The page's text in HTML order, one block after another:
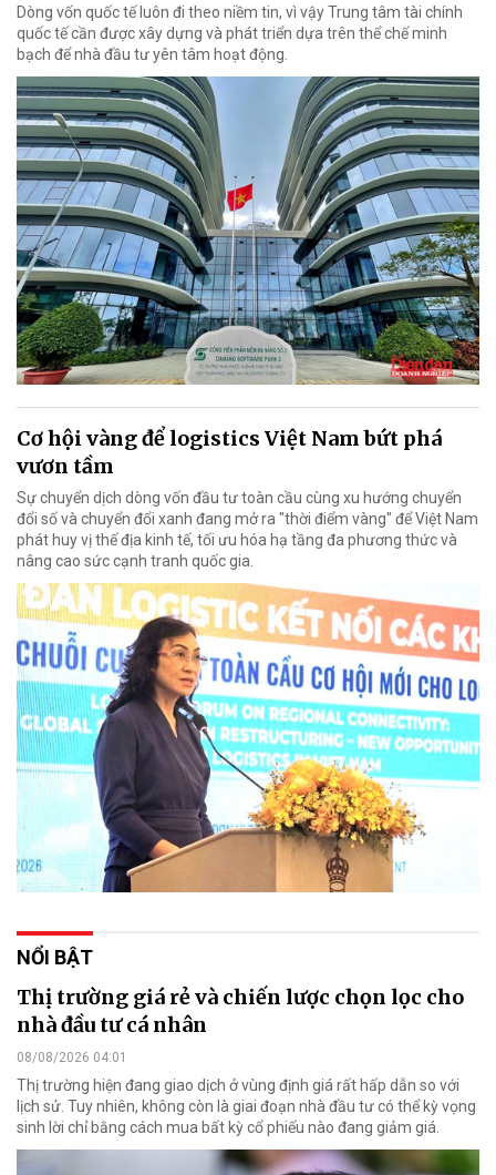
Dòng vốn quốc tế luôn đi theo niềm tin, vì vậy Trung tâm tài chính
quốc tế cần được xây dựng và phát triển dựa trên thể chế minh
bạch để nhà đầu tư yên tâm hoạt động.
Cơ hội vàng để logistics Việt Nam bứt phá
vươn tầm
Sự chuyển dịch dòng vốn đầu tư toàn cầu cùng xu hướng chuyển
đổi số và chuyển đổi xanh đang mở ra "thời điểm vàng" để Việt Nam
phát huy vị thế địa kinh tế, tối ưu hóa hạ tầng đa phương thức và
nâng cao sức cạnh tranh quốc gia.
NỔI BẬT
Thị trường giá rẻ và chiến lược chọn lọc cho
nhà đầu tư cá nhân
08/08/2026 04:01
Thị trường hiện đang giao dịch ở vùng định giá rất hấp dẫn so với
lịch sử. Tuy nhiên, không còn là giai đoạn nhà đầu tư có thể kỳ vọng
sinh lời chỉ bằng cách mua bất kỳ cổ phiếu nào đang giảm giá.